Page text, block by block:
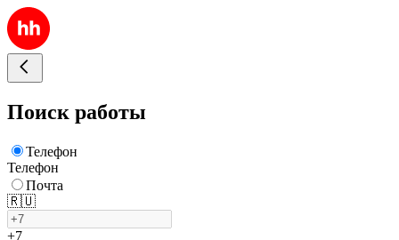
Поиск работы
Телефон
Телефон
Почта
🇷🇺
+7